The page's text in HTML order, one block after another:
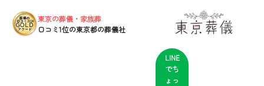
葬儀の
口コミ2024
GOLD
アワード
東京の葬儀・家族葬
口コミ1位の東京都の葬儀社
LINE
でち
ょっ